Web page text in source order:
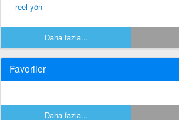
reel yön
Daha fazla...
Favoriler
Daha fazla...